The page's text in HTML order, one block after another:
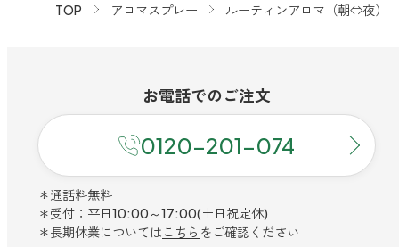
TOP アロマスプレー ルーティンアロマ（朝⇔夜）
お電話でのご注文
0120-201-074
＊通話料無料
＊受付：平日10:00～17:00(土日祝定休)
＊長期休業については こちら をご確認ください